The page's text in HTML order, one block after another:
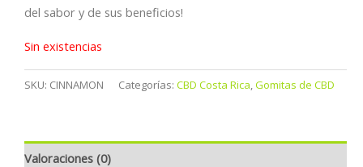
del sabor y de sus beneficios!
Sin existencias
SKU: CINNAMON Categorías: CBD Costa Rica,Gomitas de CBD
Valoraciones (0)